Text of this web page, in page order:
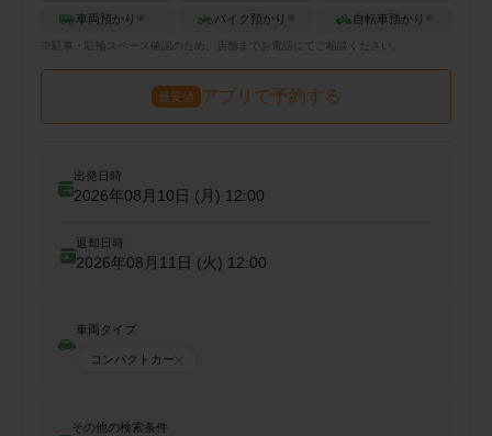
車両預かり ※ バイク預かり ※ 自転車預かり ※
※ 駐車・駐輪 スペース確認のため、店舗までお電話にてご相談ください。
最安値 アプリで予約する
出発日時
2026年08月10日 (月) 12:00
返却日時
2026年08月11日 (火) 12:00
車両タイプ
コンパクトカー
その他の検索条件